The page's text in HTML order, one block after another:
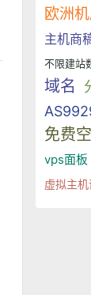
欧洲
主机商
不限建站
域名
免费
vps面板
虚拟主机